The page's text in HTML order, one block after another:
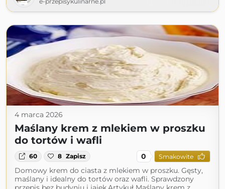
4 marca 2026
Maślany krem z mlekiem w proszku
do tortów i wafli
60 8 Zapisz 0 Smakowite
Domowy krem do ciasta z mlekiem w proszku. Gęsty,
maślany i idealny do tortów oraz wafli. Sprawdzony